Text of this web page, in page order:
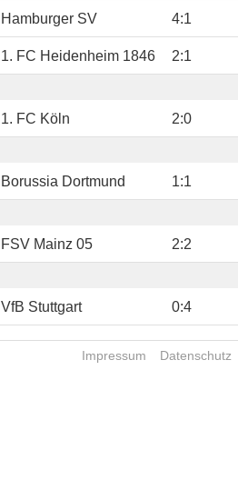
Hamburger SV 4:1
1. FC Heidenheim 1846 2:1
1. FC Köln 2:0
Borussia Dortmund 1:1
FSV Mainz 05 2:2
VfB Stuttgart 0:4
Impressum Datenschutz